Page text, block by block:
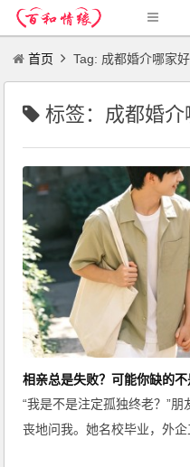
首页 Tag: 成都婚介哪家好
标签：成都婚介
相亲总是失败？可能你缺的
“我是不是注定孤独终老？”
丧地问我。她名校毕业，外企